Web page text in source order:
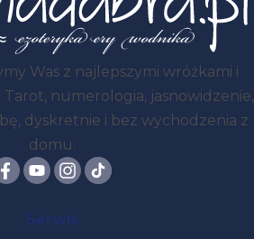
Was z najlepszymi wróżkami i
numerologia, jasnowidzenie,
dyskretnie i bez wychodzenia z
domu.
Serwis